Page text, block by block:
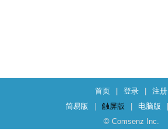
首页 登录
注册
简易版
触屏版 电脑版
© Comsenz Inc.